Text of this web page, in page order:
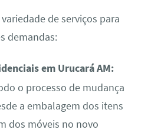
de serviços para
demandas:
em Urucará AM:
o processo de mudança
a embalagem dos itens
dos móveis no novo